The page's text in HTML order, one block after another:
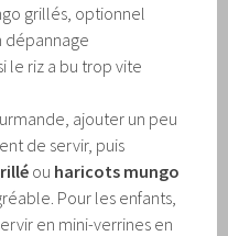
grillés, optionnel
dépannage
le riz a bu trop vite
ajouter un peu
de servir, puis
ou haricots mungo
Pour les enfants,
en mini-verrines en